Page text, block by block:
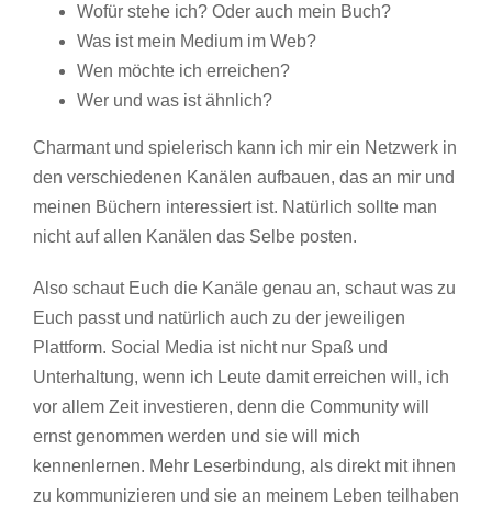
Wofür stehe ich? Oder auch mein Buch?
Was ist mein Medium im Web?
Wen möchte ich erreichen?
Wer und was ist ähnlich?
Charmant und spielerisch kann ich mir ein Netzwerk in
den verschiedenen Kanälen aufbauen, das an mir und
meinen Büchern interessiert ist. Natürlich sollte man
nicht auf allen Kanälen das Selbe posten.
Also schaut Euch die Kanäle genau an, schaut was zu
Euch passt und natürlich auch zu der jeweiligen
Plattform. Social Media ist nicht nur Spaß und
Unterhaltung, wenn ich Leute damit erreichen will, ich
vor allem Zeit investieren, denn die Community will
ernst genommen werden und sie will mich
kennenlernen. Mehr Leserbindung, als direkt mit ihnen
zu kommunizieren und sie an meinem Leben teilhaben